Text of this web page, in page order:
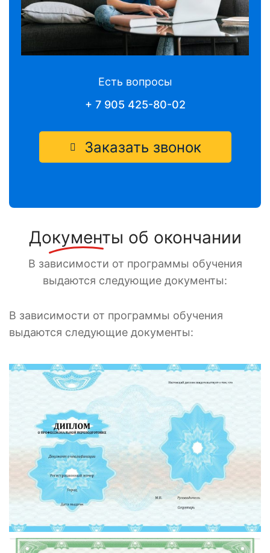
Есть вопросы
+ 7 905 425-80-02
Заказать звонок
Документы об окончании
В зависимости от программы обучения
выдаются следующие документы:
В зависимости от программы обучения
выдаются следующие документы: